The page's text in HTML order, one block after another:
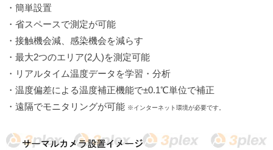
・簡単設置
・省スペースで測定が可能
・接触機会減、感染機会を減らす
・最大2つのエリア(2人)を測定可能
・リアルタイム温度データを学習・分析
・温度偏差による温度補正機能で±0.1℃単位で補正
・遠隔でモニタリングが可能 ※インターネット環境が必要です。